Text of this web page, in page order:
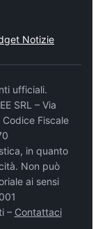
Notizie
ufficiali.
SRL – Via
Codice Fiscale
in quanto
Non può
ai sensi
– Contattaci